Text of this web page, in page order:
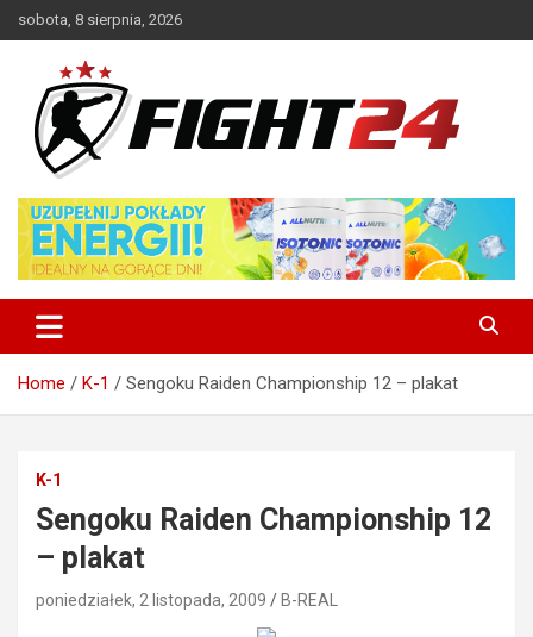
to
sobota, 8 sierpnia, 2026
FIGHT24.PL – MMA i K-1, UFC
Home K-1 Sengoku Raiden Championship 12 – plakat
K-1
Sengoku Raiden Championship 12
– plakat
poniedziałek, 2 listopada, 2009 B-REAL